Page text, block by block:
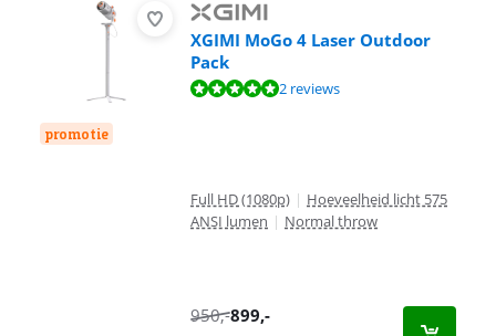
promotie
XGIMI MoGo 4 Laser Outdoor
Pack
Beoordeling is 10 van de 10, gebaseerd op 2 reviews.
2 reviews
Full HD (1080p) | Hoeveelheid licht 575
ANSI lumen | Normal throw
950,-899,-